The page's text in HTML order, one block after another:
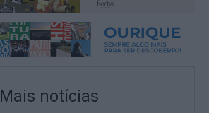
Mais notícias